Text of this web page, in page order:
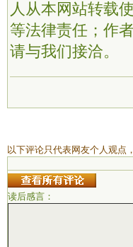
人从本网站转载
等法律责任；作
请与我们接洽。
以下评论只代表网友个人观点
读后感言：